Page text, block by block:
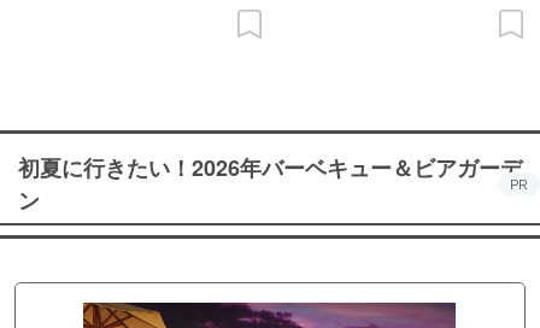
初夏に行きたい！2026年バーベキュー＆ビアガーデ
ン
PR